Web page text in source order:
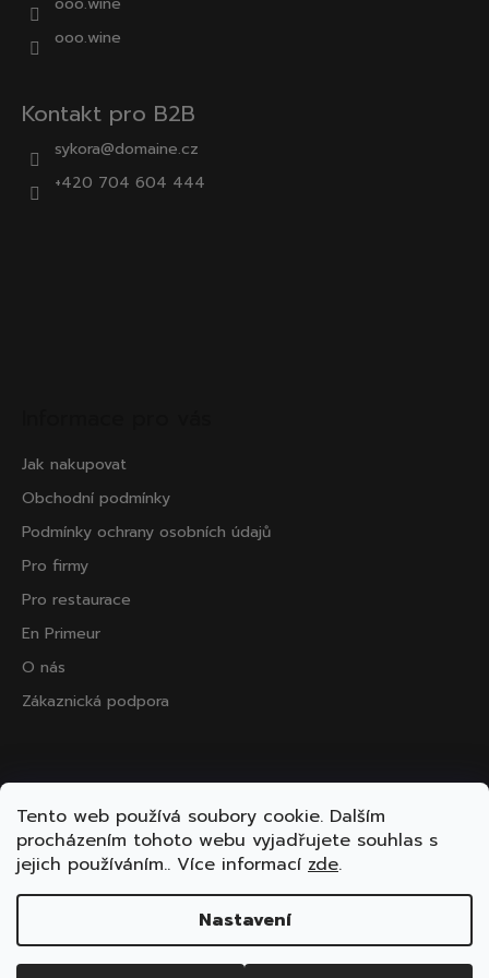
Tento web používá soubory cookie. Dalším
procházením tohoto webu vyjadřujete souhlas s
jejich používáním.. Více informací zde.
Nastavení
ooo.wine
Kontakt pro B2B
sykora@domaine.cz
+420 704 604 444
Jak nakupovat
Obchodní podmínky
Podmínky ochrany osobních údajů
Pro firmy
Pro restaurace
En Primeur
O nás
Zákaznická podpora
Přijímáme online platby
Copyright 2026ooo.wine. Všechna práva vyhrazena.